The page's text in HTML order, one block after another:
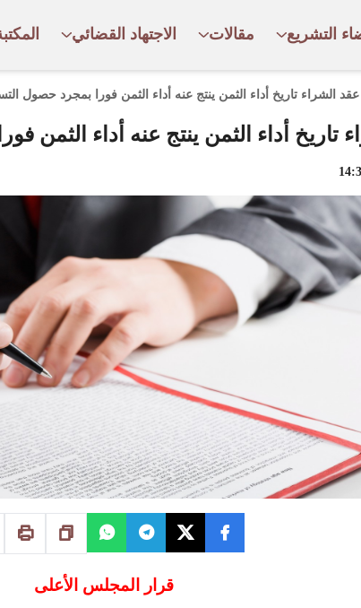
التشريع مقالات الاجتهاد القضائي
الشراء تاريخ أداء الثمن ينتج عنه أداء الثمن فورا بمجرد حصول
أداء الثمن ينتج عنه أداء الثمن
قرار المجلس الأعلى